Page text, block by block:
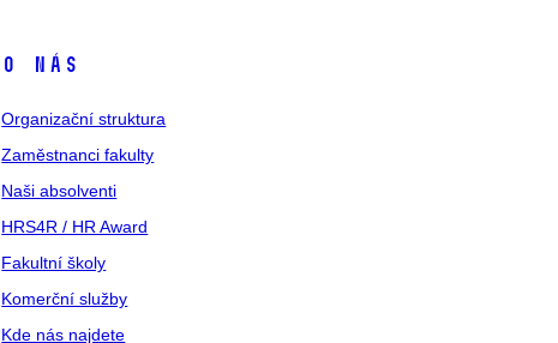
O nás
Organizační struktura
Zaměstnanci fakulty
Naši absolventi
HRS4R / HR Award
Fakultní školy
Komerční služby
Kde nás najdete